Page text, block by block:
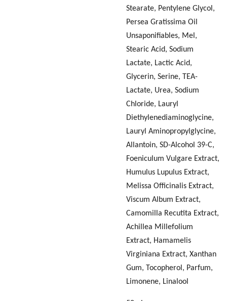
Stearate, Pentylene Glycol,
Persea Gratissima Oil
Unsaponifiables, Mel,
Stearic Acid, Sodium
Lactate, Lactic Acid,
Glycerin, Serine, TEA-
Lactate, Urea, Sodium
Chloride, Lauryl
Diethylenediaminoglycine,
Lauryl Aminopropylglycine,
Allantoin, SD-Alcohol 39-C,
Foeniculum Vulgare Extract,
Humulus Lupulus Extract,
Melissa Officinalis Extract,
Viscum Album Extract,
Camomilla Recutita Extract,
Achillea Millefolium
Extract, Hamamelis
Virginiana Extract, Xanthan
Gum, Tocopherol, Parfum,
Limonene, Linalool